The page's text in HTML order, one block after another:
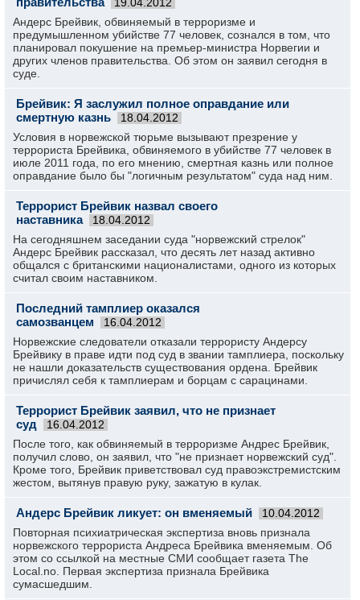
19.04.2012
Андерс Брейвик, обвиняемый в терроризме и
предумышленном убийстве 77 человек, сознался в том, что
планировал покушение на премьер-министра Норвегии и
других членов правительства. Об этом он заявил сегодня в
суде.
Брейвик: Я заслужил полное оправдание или
смертную казнь
18.04.2012
Условия в норвежской тюрьме вызывают презрение у
террориста Брейвика, обвиняемого в убийстве 77 человек в
июле 2011 года, по его мнению, смертная казнь или полное
оправдание было бы "логичным результатом" суда над ним.
Террорист Брейвик назвал своего
наставника
18.04.2012
На сегодняшнем заседании суда "норвежский стрелок"
Андерс Брейвик рассказал, что десять лет назад активно
общался с британскими националистами, одного из которых
считал своим наставником.
Последний тамплиер оказался
самозванцем
16.04.2012
Норвежские следователи отказали террористу Андерсу
Брейвику в праве идти под суд в звании тамплиера, поскольку
не нашли доказательств существования ордена. Брейвик
причислял себя к тамплиерам и борцам с сарацинами.
Террорист Брейвик заявил, что не признает
суд
16.04.2012
После того, как обвиняемый в терроризме Андрес Брейвик,
получил слово, он заявил, что "не признает норвежский суд".
Кроме того, Брейвик приветствовал суд правоэкстремистским
жестом, вытянув правую руку, зажатую в кулак.
Андерс Брейвик ликует: он вменяемый 10.04.2012
Повторная психиатрическая экспертиза вновь признала
норвежского террориста Андреса Брейвика вменяемым. Об
этом со ссылкой на местные СМИ сообщает газета The
Local.no. Первая экспертиза признала Брейвика
сумасшедшим.